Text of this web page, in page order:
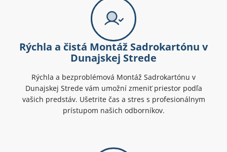
Rýchla a čistá Montáž Sadrokartónu v
Dunajskej Strede
Rýchla a bezproblémová Montáž Sadrokartónu v
Dunajskej Strede vám umožní zmeniť priestor podľa
vašich predstáv. Ušetrite čas a stres s profesionálnym
prístupom našich odborníkov.